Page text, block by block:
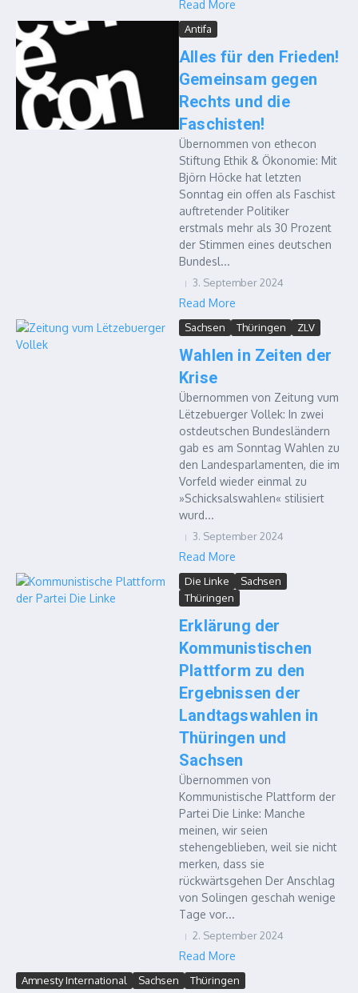
Read More
Antifa
Alles für den Frieden!
Gemeinsam gegen
Rechts und die
Faschisten!
Übernommen von ethecon
Stiftung Ethik & Ökonomie: Mit
Björn Höcke hat letzten
Sonntag ein offen als Faschist
auftretender Politiker
erstmals mehr als 30 Prozent
der Stimmen eines deutschen
Bundesl...
3. September 2024
Read More
Sachsen Thüringen ZLV
Wahlen in Zeiten der
Krise
Übernommen von Zeitung vum
Lëtzebuerger Vollek: In zwei
ostdeutschen Bundesländern
gab es am Sonntag Wahlen zu
den Landesparlamenten, die im
Vorfeld wieder einmal zu
»Schicksalswahlen« stilisiert
wurd...
3. September 2024
Read More
Die Linke
Sachsen
Thüringen
Erklärung der
Kommunistischen
Plattform zu den
Ergebnissen der
Landtagswahlen in
Thüringen und
Sachsen
Übernommen von
Kommunistische Plattform der
Partei Die Linke: Manche
meinen, wir seien
stehengeblieben, weil sie nicht
merken, dass sie
rückwärtsgehen Der Anschlag
von Solingen geschah wenige
Tage vor...
2. September 2024
Read More
Amnesty International Sachsen Thüringen